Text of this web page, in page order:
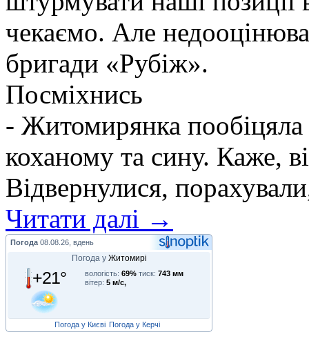
чекаємо. Але
бригади «Рубіж».
Посміхнись
- Житомирянка
коханому та сину. Каже,
Відвернулися,
Читати далі →
Погода 08.08.26, вдень
Погода у Житомирі
+21° вологість: 69% тиск: 743 мм
вітер: 5 м/с,
Погода у Києві Погода у Керчі